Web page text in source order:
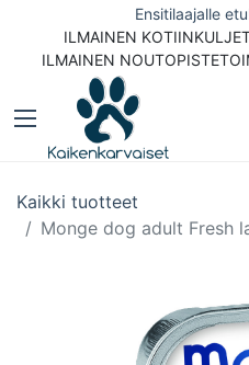
Ensitilaajalle
ILMAINEN
ILMAINEN
Kaikki tuotteet
Monge dog adult Fresh